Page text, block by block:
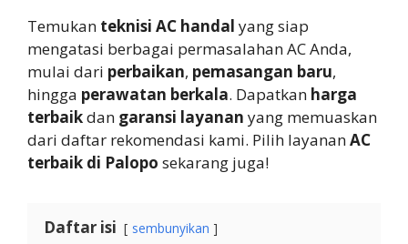
Temukan teknisi AC handal yang siap
mengatasi berbagai permasalahan AC Anda,
mulai dari perbaikan, pemasangan baru,
hingga perawatan berkala. Dapatkan harga
terbaikdan garansi layanan yang memuaskan
dari daftar rekomendasi kami. Pilih layananAC
terbaik di Palopo sekarang juga!
Daftar isi sembunyikan